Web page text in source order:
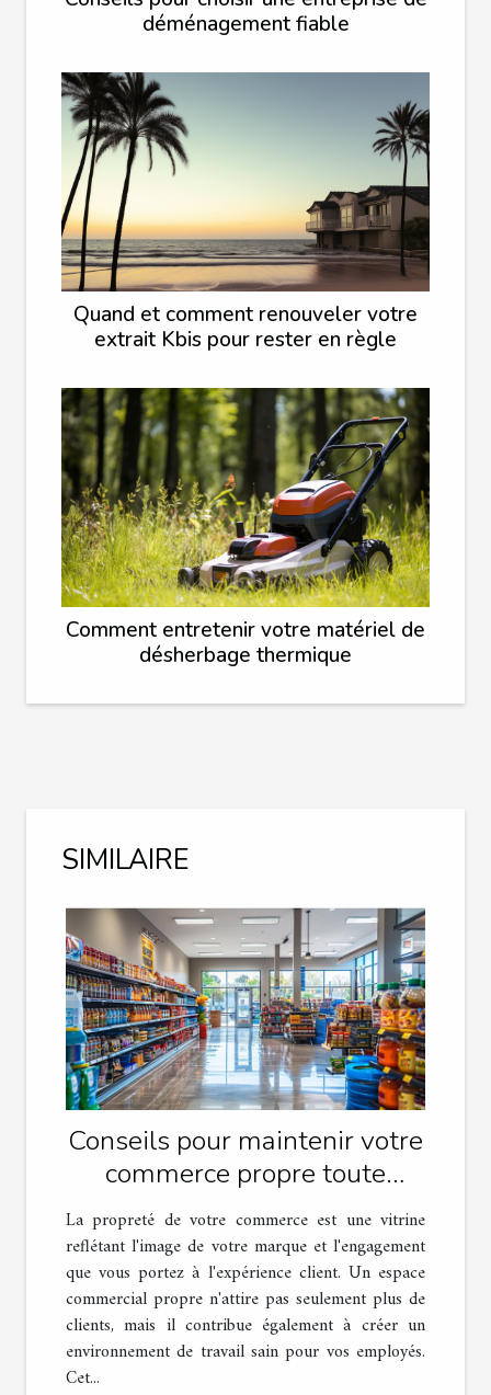
déménagement fiable
Quand et comment renouveler votre
extrait Kbis pour rester en règle
Comment entretenir votre matériel de
désherbage thermique
SIMILAIRE
Conseils pour maintenir votre
commerce propre toute
l'année
La propreté de votre commerce est une vitrine
reflétant l'image de votre marque et l'engagement
que vous portez à l'expérience client. Un espace
commercial propre n'attire pas seulement plus de
clients, mais il contribue également à créer un
environnement de travail sain pour vos employés.
Cet...